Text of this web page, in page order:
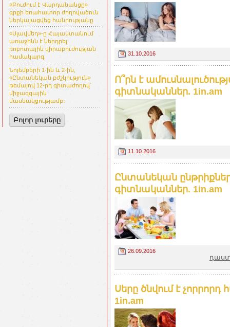
«Բուժում է Վարդանանցը»
գրքի եռահատոր ժողովածուն
ներկայացվեց հանրությանը
«Սլավմեդ»-ը Հայաստանում
առաջինն է ներդրել
ռոբոտային վիրաբուժության
համակարգ
Նոյեմբերի 1-ին և 2-ին,
«Ընտանեկան բժշկություն»
թեմայով 12-րդ գիտաժողով՝
միջազգային
մասնակցությամբ։
Բոլոր լուրերը
31.10.2016
Ո՞րն է
գիտնականներ. 1in.am
11.10.2016
Ընտանեկան
գիտնականներ. 1in.am
26.09.2016
Սերը ծնվում է
1in.am